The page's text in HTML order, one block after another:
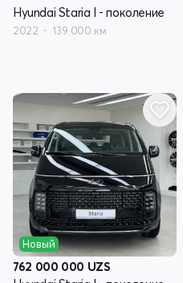
Hyundai Staria I - поколение
2022 139 000 км
Новый
762 000 000 UZS